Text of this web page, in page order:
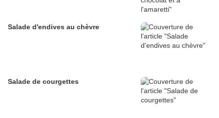
Salade d'endives au chèvre
Salade de courgettes